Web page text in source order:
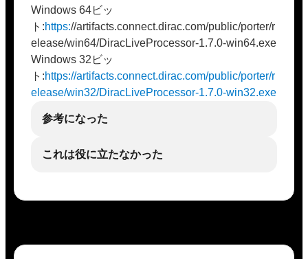
Windows 64ビッ
ト:https://artifacts.connect.dirac.com/public/porter/r
elease/win64/DiracLiveProcessor-1.7.0-win64.exe
Windows 32ビッ
ト:https://artifacts.connect.dirac.com/public/porter/r
elease/win32/DiracLiveProcessor-1.7.0-win32.exe
参考になった
これは役に立たなかった